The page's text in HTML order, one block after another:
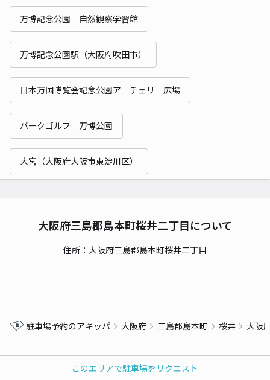
このエリアで駐車場をリクエスト
万博記念公園 自然観察学習館
万博記念公園駅（大阪府吹田市）
日本万国博覧会記念公園ア－チェリ－広場
パークゴルフ 万博公園
大宮（大阪府大阪市東淀川区）
大阪府三島郡島本町桜井二丁目について
住所：大阪府三島郡島本町桜井二丁目
駐車場予約のアキッパ 大阪府 三島郡島本町 桜井 大阪